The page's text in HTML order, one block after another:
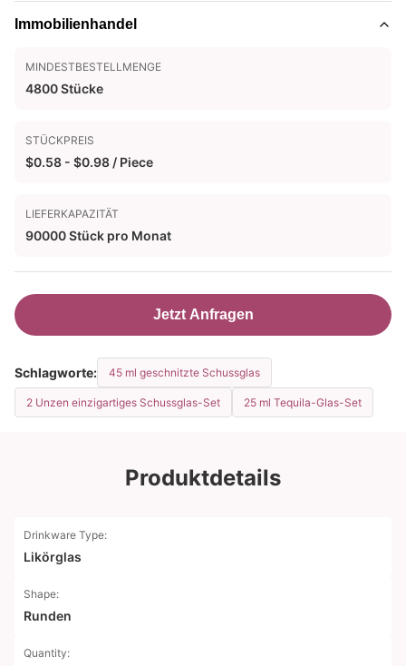
Immobilienhandel
MINDESTBESTELLMENGE
4800 Stücke
STÜCKPREIS
$0.58 - $0.98 / Piece
LIEFERKAPAZITÄT
90000 Stück pro Monat
Jetzt Anfragen
Schlagworte: 45 ml geschnitzte Schussglas
2 Unzen einzigartiges Schussglas-Set 25 ml Tequila-Glas-Set
Produktdetails
Drinkware Type:
Likörglas
Shape:
Runden
Quantity: